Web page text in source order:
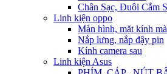
Chân Sạc, Đuôi Cắm
Linh kiện oppo
Màn hình, mặt kính
Nắp lưng, nắp đậy pin
Kính camera sau
Linh kiện Asus